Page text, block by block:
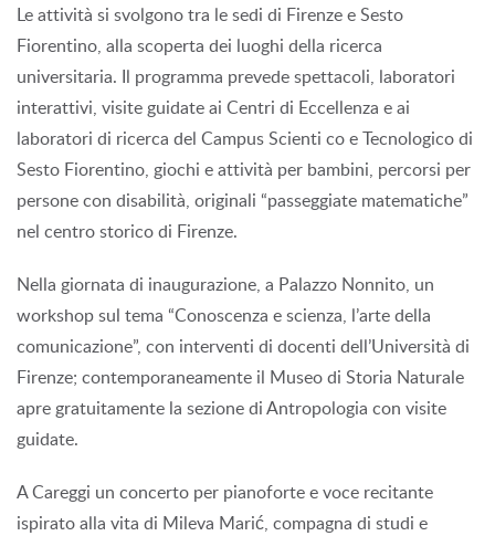
Le attività si svolgono tra le sedi di Firenze e Sesto
Fiorentino, alla scoperta dei luoghi della ricerca
universitaria. Il programma prevede spettacoli, laboratori
interattivi, visite guidate ai Centri di Eccellenza e ai
laboratori di ricerca del Campus Scienti co e Tecnologico di
Sesto Fiorentino, giochi e attività per bambini, percorsi per
persone con disabilità, originali “passeggiate matematiche”
nel centro storico di Firenze.
Nella giornata di inaugurazione, a Palazzo Nonnito, un
workshop sul tema “Conoscenza e scienza, l’arte della
comunicazione”, con interventi di docenti dell’Università di
Firenze; contemporaneamente il Museo di Storia Naturale
apre gratuitamente la sezione di Antropologia con visite
guidate.
A Careggi un concerto per pianoforte e voce recitante
ispirato alla vita di Mileva Marić, compagna di studi e